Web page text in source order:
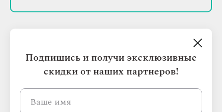
APPLE WATCH К ANDROID?
Многих пользователей, которые давно мечтали
именно об Эппл Вотч, однако пока или вовсе
не планируют менять смартфон на ОС
Подпишись и получи эксклюзивные
скидки от наших партнеров!